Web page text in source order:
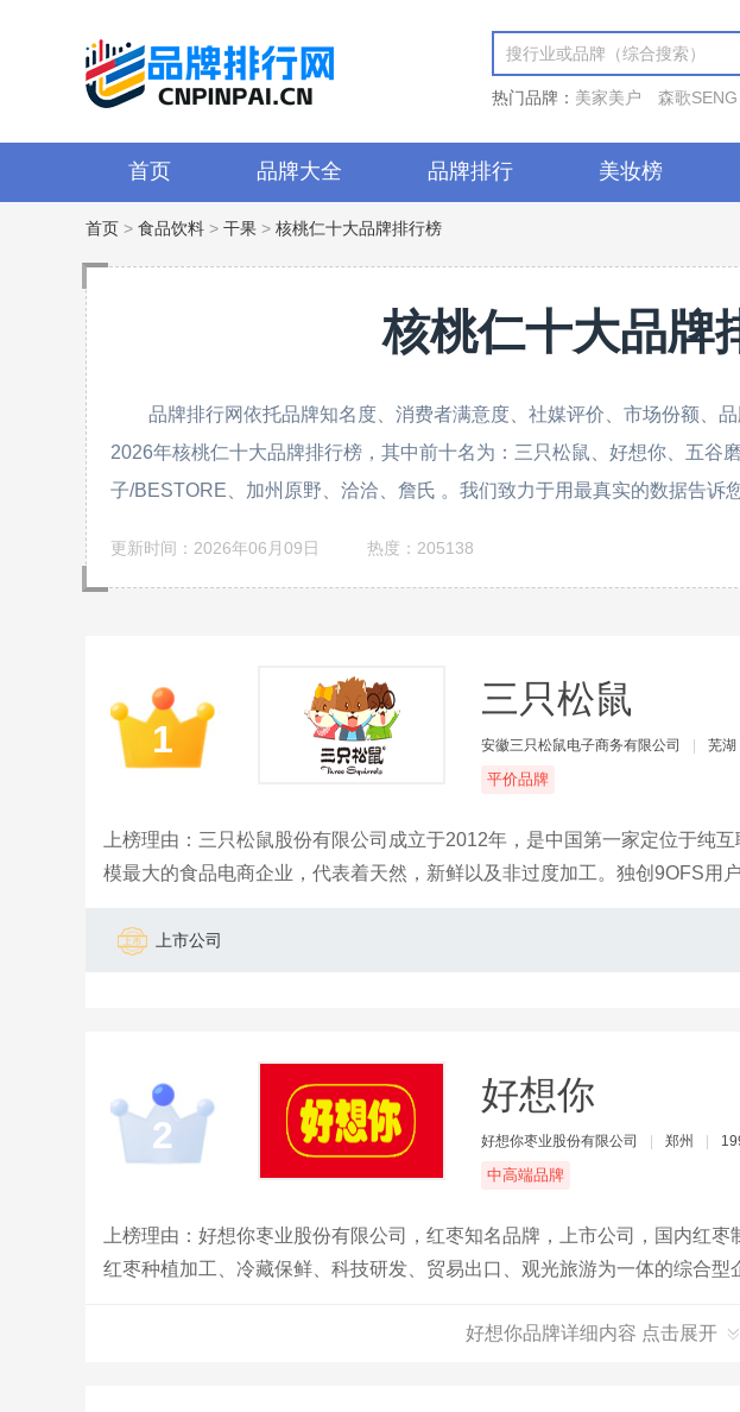
热门品牌： 美家美户 森歌SENG
首页 品牌大全 品牌排行 美妆榜
首页 > 食品饮料 > 干果 > 核桃仁十大品牌排行榜
核桃仁十大品牌
品牌排行网依托品牌知名度、消费者满意度、社媒评价、市场份额、
2026年核桃仁十大品牌排行榜，其中前十名为：三只松鼠、好想你、五谷
子/BESTORE、加州原野、洽洽、詹氏 。我们致力于用最真实的数据告诉
更新时间：2026年06月09日 热度：205138
1
三只松鼠
安徽三只松鼠电子商务有限公司 芜湖
平价品牌
上榜理由：三只松鼠股份有限公司成立于2012年，是中国第一家定位于纯
模最大的食品电商企业，代表着天然，新鲜以及非过度加工。独创9OFS用
上市公司
2
好想你
好想你枣业股份有限公司 郑州
中高端品牌
上榜理由：好想你栆业股份有限公司，红枣知名品牌，上市公司，国内红
红枣种植加工、冷藏保鲜、科技研发、贸易出口、观光旅游为一体的综合型
好想你品牌详细内容 点击展开